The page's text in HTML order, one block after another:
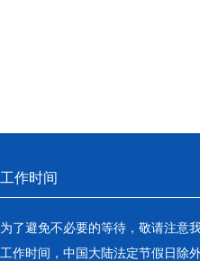
工作时间
为了避免不必要的等待，敬请注意
工作时间，中国大陆法定节假日除外